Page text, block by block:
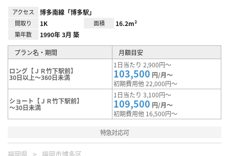
アクセス 博多南線「博多駅」
間取り 1K 面積 16.2m²
築年数 1990年 3月 築
プラン名・期間 月額目安
ロング【ＪＲ竹下駅前】
30日以上～360日未満
1日当たり 2,900円～
103,500 円/月～
初期費用他 22,000円～
ショート【ＪＲ竹下駅前】
～30日未満
1日当たり 3,100円～
109,500 円/月～
初期費用他 16,500円～
特急対応可
福岡県 福岡市博多区